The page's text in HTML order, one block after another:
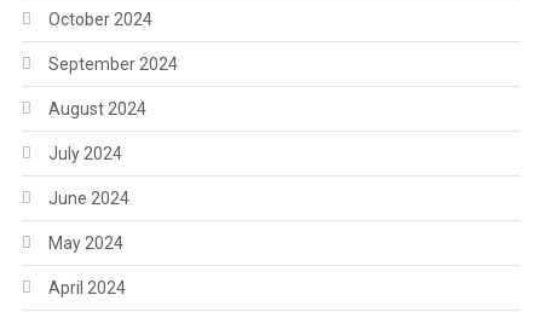
October 2024
September 2024
August 2024
July 2024
June 2024
May 2024
April 2024